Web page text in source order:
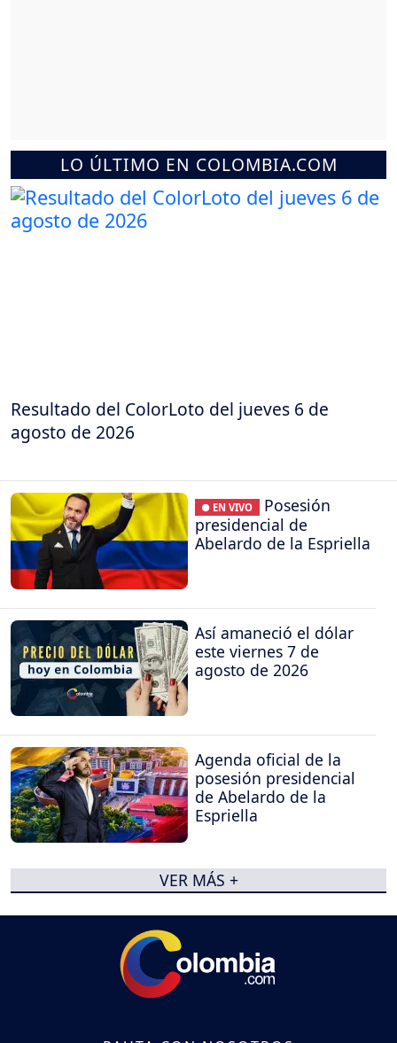
LO ÚLTIMO EN COLOMBIA.COM
Resultado del ColorLoto del jueves 6 de
agosto de 2026
● EN VIVO
Posesión
presidencial de
Abelardo de la Espriella
Así amaneció el dólar
este viernes 7 de
agosto de 2026
Agenda oficial de la
posesión presidencial
de Abelardo de la
Espriella
VER MÁS +